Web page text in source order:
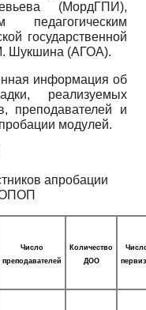
(МордГПИ),
педагогическим
государственной
Шукшина (АГОА).
информация об
реализуемых
преподавателей и
модулей.
апробации
ОПОП
Число
преподавателей
Количество
ДОО